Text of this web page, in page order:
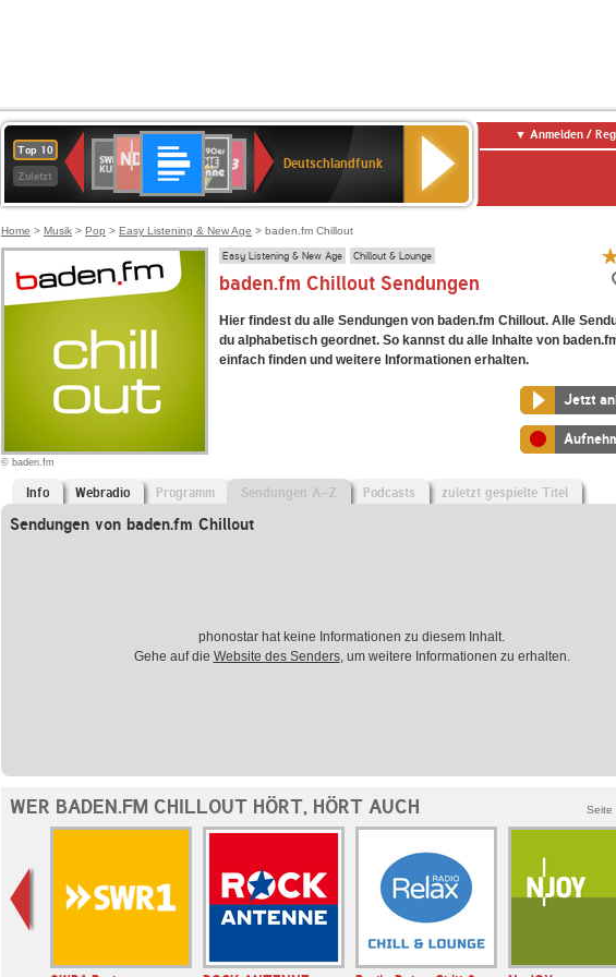
Top 10
Zuletzt
Deutschlandfunk
80er
90er
OLDIE
ANTENNE
SWR3
SWR
Kultur
2
Deutschlandfunk
Anmelden /
Home > Musik > Pop > Easy Listening & New Age > baden.fm Chillout
© baden.fm
Easy Listening & New Age Chillout & Lounge
baden.fm Chillout Sendungen
Hier findest du alle Sendungen von baden.fm Chillout. Alle
du alphabetisch geordnet. So kannst du alle Inhalte von
einfach finden und weitere Informationen erhalten.
Jetzt
Info Webradio Programm Sendungen A-Z Podcasts zuletzt gespielte Titel
Sendungen von baden.fm Chillout
phonostar hat keine Informationen zu diesem Inhalt.
Gehe auf die Website des Senders, um weitere Informationen zu erhalten.
WER BADEN.FM CHILLOUT HÖRT, HÖRT AUCH Seite